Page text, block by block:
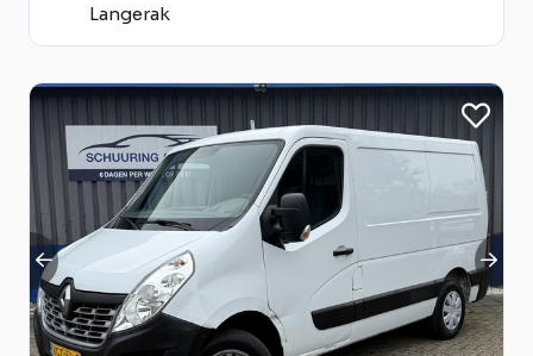
Langerak